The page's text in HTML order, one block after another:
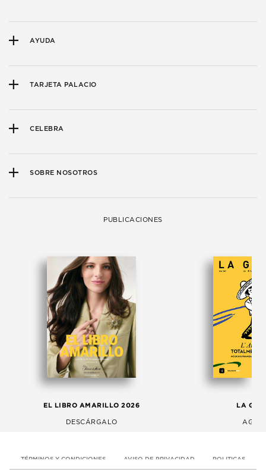
AYUDA
TARJETA PALACIO
CELEBRA
SOBRE NOSOTROS
PUBLICACIONES
EL LIBRO AMARILLO 2026
DESCÁRGALO
LA
TÉRMINOS Y CONDICIONES AVISO DE PRIVACIDAD POLITICAS